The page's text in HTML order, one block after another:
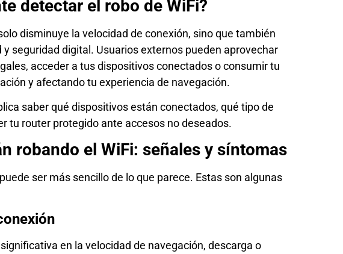
detectar el robo de WiFi?
disminuye la velocidad de conexión, sino que también
seguridad digital. Usuarios externos pueden aprovechar
acceder a tus dispositivos conectados o consumir tu
y afectando tu experiencia de navegación.
saber qué dispositivos están conectados, qué tipo de
tu router protegido ante accesos no deseados.
robando el WiFi: señales y síntomas
ser más sencillo de lo que parece. Estas son algunas
en la velocidad de navegación, descarga o